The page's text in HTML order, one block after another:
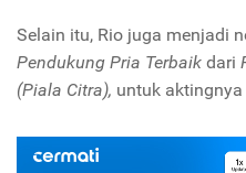
Selain itu, Rio juga menjadi
Pendukung Pria Terbaik dari
(Piala Citra), untuk